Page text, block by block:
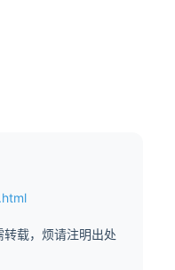
转载，烦请注明出处